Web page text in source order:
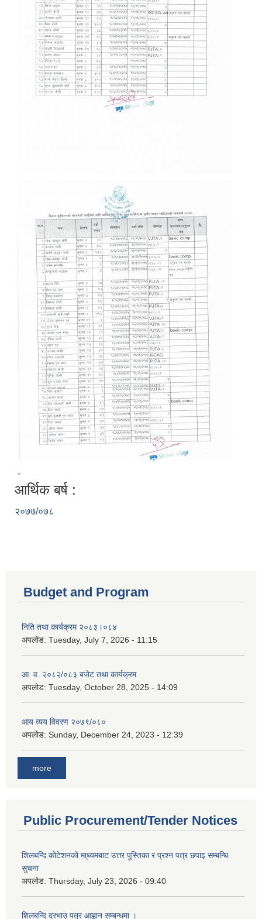
-
आर्थिक बर्ष :
२०७७/०७८
Budget and Program
निति तथा कार्यक्रम २०८३।०८४
अपलोड: Tuesday, July 7, 2026 - 11:15
आ. व. २०८२/०८३ बजेट तथा कार्यक्रम
अपलोड: Tuesday, October 28, 2025 - 14:09
आय व्यय विवरण २०७९/०८०
अपलोड: Sunday, December 24, 2023 - 12:39
more
Public Procurement/Tender Notices
शिलबन्दि कोटेशनको मा्ध्यमबाट उत्तर पुस्तिका र प्रश्न पत्र छपाइ सम्बन्धि
सुचना
अपलोड: Thursday, July 23, 2026 - 09:40
शिलबन्दि दरभाउ पत्र आह्वान सम्बन्धमा ।